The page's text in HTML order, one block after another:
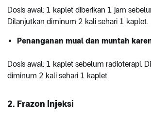
Dosis awal: 1 kaplet diberikan 1 jam
Dilanjutkan diminum 2 kali sehari 1 kaplet.
Penanganan mual dan muntah
Dosis awal: 1 kaplet sebelum radioterapi.
diminum 2 kali sehari 1 kaplet.
2. Frazon Injeksi